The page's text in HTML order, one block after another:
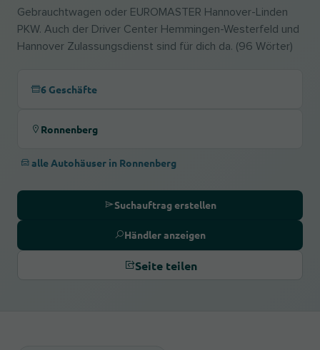
Gebrauchtwagen oder EUROMASTER Hannover-Linden
PKW. Auch der Driver Center Hemmingen-Westerfeld und
Hannover Zulassungsdienst sind für dich da. (96 Wörter)
6 Geschäfte
Ronnenberg
alle Autohäuser in Ronnenberg
Suchauftrag erstellen
Händler anzeigen
Seite teilen